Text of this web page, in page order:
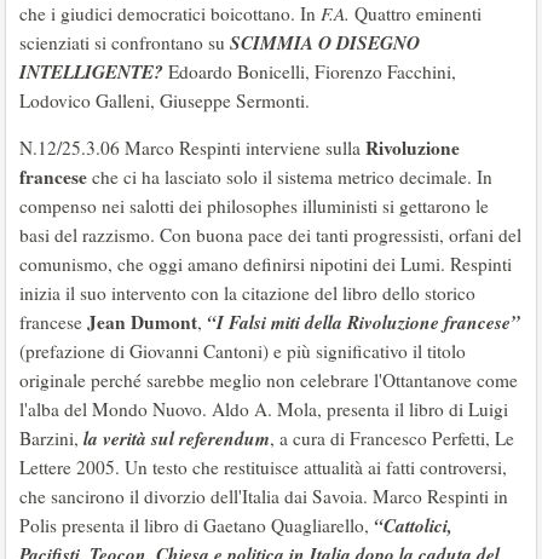
che i giudici democratici boicottano. In F.A. Quattro eminenti
scienziati si confrontano su SCIMMIA O DISEGNO
INTELLIGENTE? Edoardo Bonicelli, Fiorenzo Facchini,
Lodovico Galleni, Giuseppe Sermonti.
N.12/25.3.06 Marco Respinti interviene sulla Rivoluzione
francese che ci ha lasciato solo il sistema metrico decimale. In
compenso nei salotti dei philosophes illuministi si gettarono le
basi del razzismo. Con buona pace dei tanti progressisti, orfani del
comunismo, che oggi amano definirsi nipotini dei Lumi. Respinti
inizia il suo intervento con la citazione del libro dello storico
francese Jean Dumont, “I Falsi miti della Rivoluzione francese”
(prefazione di Giovanni Cantoni) e più significativo il titolo
originale perché sarebbe meglio non celebrare l'Ottantanove come
l'alba del Mondo Nuovo. Aldo A. Mola, presenta il libro di Luigi
Barzini, la verità sul referendum, a cura di Francesco Perfetti, Le
Lettere 2005. Un testo che restituisce attualità ai fatti controversi,
che sancirono il divorzio dell'Italia dai Savoia. Marco Respinti in
Polis presenta il libro di Gaetano Quagliarello, “Cattolici,